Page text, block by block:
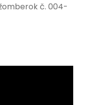
č. 004-